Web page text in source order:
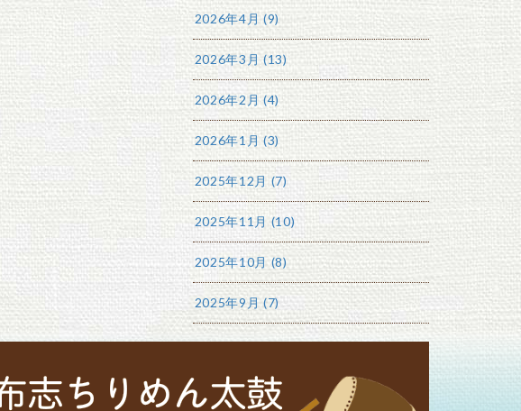
2026年4月 (9)
2026年3月 (13)
2026年2月 (4)
2026年1月 (3)
2025年12月 (7)
2025年11月 (10)
2025年10月 (8)
2025年9月 (7)